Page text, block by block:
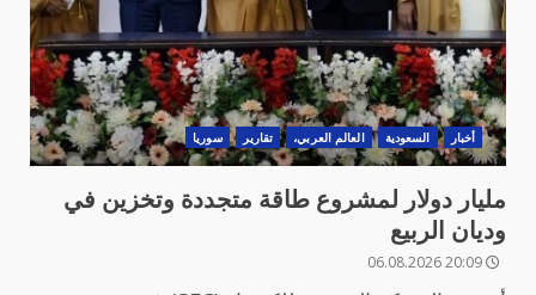
أخبار السعودية العالم العربي، تقارير سوريا
مليار دولار لمشروع طاقة متجددة وتخزين في
وديان الربيع